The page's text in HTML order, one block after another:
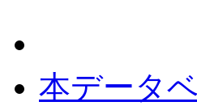
本データ